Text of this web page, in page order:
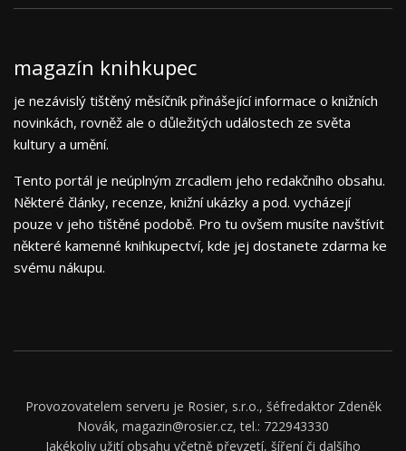
magazín knihkupec
je nezávislý tištěný měsíčník přinášející informace o knižních
novinkách, rovněž ale o důležitých událostech ze světa
kultury a umění.
Tento portál je neúplným zrcadlem jeho redakčního obsahu.
Některé články, recenze, knižní ukázky a pod. vycházejí
pouze v jeho tištěné podobě. Pro tu ovšem musíte navštívit
některé kamenné knihkupectví, kde jej dostanete zdarma ke
svému nákupu.
Provozovatelem serveru je Rosier, s.r.o., šéfredaktor Zdeněk
Novák, magazin@rosier.cz, tel.: 722943330
Jakékoliv užití obsahu včetně převzetí, šíření či dalšího